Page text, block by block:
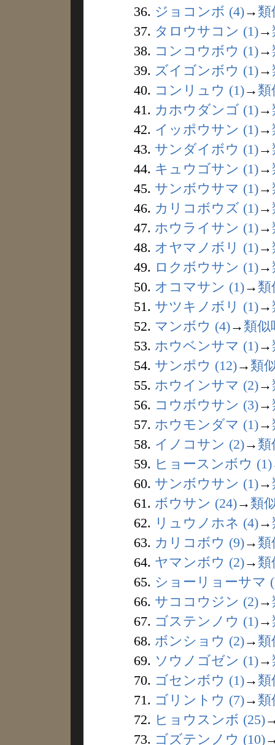
36. ジョコンボ (4)→ 類
37. タロウサコン (1)→
38. コンコウボウ (1)→
39. ズイゴンボウ (1)→
40. コンリュウ (1)→ 類
41. カホウダンゴ (1)→
42. イッポウサン (1)→
43. サンダイボウ (1)→
44. キュウゴサン (1)→
45. サンボウサマ (1)→
46. カリコボウズ (1)→
47. ホウライサン (1)→
48. オヤマノボリ (1)→
49. ロクボウサン (1)→
50. オコマサン (1)→ 類
51. サツキノボリ (1)→
52. マンボウ (4)→ 類似
53. ホウベンサマ (1)→
54. サンポウ (12)→ 類
55. ホウインサマ (2)→
56. コウボウサン (3)→
57. ホウモンダマ (1)→
58. イノコサン (2)→ 類
59. ヒョースンボウ (1)
60. サンボウサン (1)→
61. ボウサン (24)→ 類
62. リュウノホネ (4)→
63. カリコボウ (9)→ 類
64. ヤマンボウ (2)→ 類
65. ショーリョーサマ
66. サココウジン (2)→
67. ゴステンノウ (1)→
68. ボンショウ (2)→ 類
69. ソウノゴゼン (1)→
70. ゴセンボウ (1)→ 類
71. ゴリントウ (7)→ 類
72. ヒョウスンボ (25)
73. ゴズテンノウ (10)